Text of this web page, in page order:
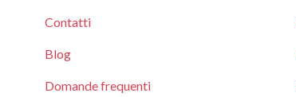
Contatti
Blog
Domande frequenti